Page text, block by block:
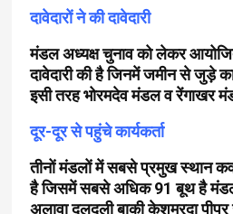
दावेदारों ने की दावेदारी
मंडल अध्यक्ष चुनाव को लेकर
दावेदारी की है जिनमें जमीन से जुड़े
इसी तरह भोरमदेव मंडल व रेंगाखर
दूर-दूर से पहुंचे कार्यकर्ता
तीनों मंडलों में सबसे प्रमुख स्थान
है जिसमें सबसे अधिक 91 बूथ है मंडल
अलावा दलदली बाकी केशमरदा